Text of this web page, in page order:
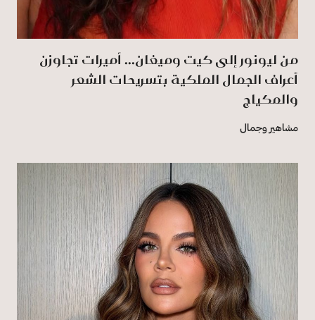
من ليونور إلى كيت وميغان... أميرات تجاوزن
أعراف الجمال الملكية بتسريحات الشعر
والمكياج
مشاهير وجمال